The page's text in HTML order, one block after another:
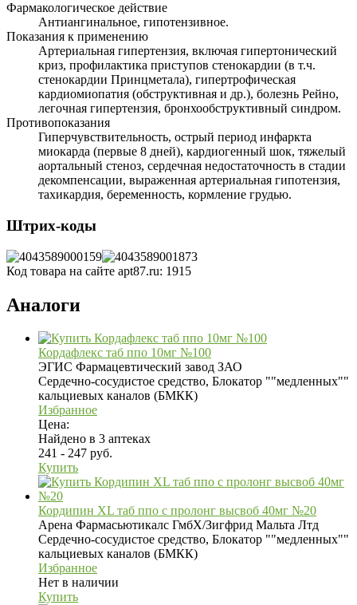
Фармакологическое действие
Антиангинальное, гипотензивное.
Показания к применению
Артериальная гипертензия, включая гипертонический
криз, профилактика приступов стенокардии (в т.ч.
стенокардии Принцметала), гипертрофическая
кардиомиопатия (обструктивная и др.), болезнь Рейно,
легочная гипертензия, бронхообструктивный синдром.
Противопоказания
Гиперчувствительность, острый период инфаркта
миокарда (первые 8 дней), кардиогенный шок, тяжелый
аортальный стеноз, сердечная недостаточность в стадии
декомпенсации, выраженная артериальная гипотензия,
тахикардия, беременность, кормление грудью.
Штрих-коды
Код товара на сайте apt87.ru: 1915
Аналоги
Кордафлекс таб ппо 10мг №100
ЭГИС Фармацевтический завод ЗАО
Сердечно-сосудистое средство, Блокатор ""медленных""
кальциевых каналов (БМКК)
Избранное
Цена:
Найдено в 3 аптеках
241 - 247 руб.
Купить
Кордипин XL таб ппо с пролонг высвоб 40мг №20
Арена Фармасьютикалс ГмбХ/Зигфрид Мальта Лтд
Сердечно-сосудистое средство, Блокатор ""медленных""
кальциевых каналов (БМКК)
Избранное
Нет в наличии
Купить